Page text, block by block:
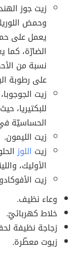
زيت جوز
وحمض
يعمل على
الضارّة،
نسبة من
على رطوبة
زيت
للبكتيريا،
الحساسيّة
زيت الليمون.
زيت اللوز
الأوليك،
زيت
وعاء نظيف.
خلاط كهربائيّ.
زجاجة نظيفة
زيوت معطّرة.